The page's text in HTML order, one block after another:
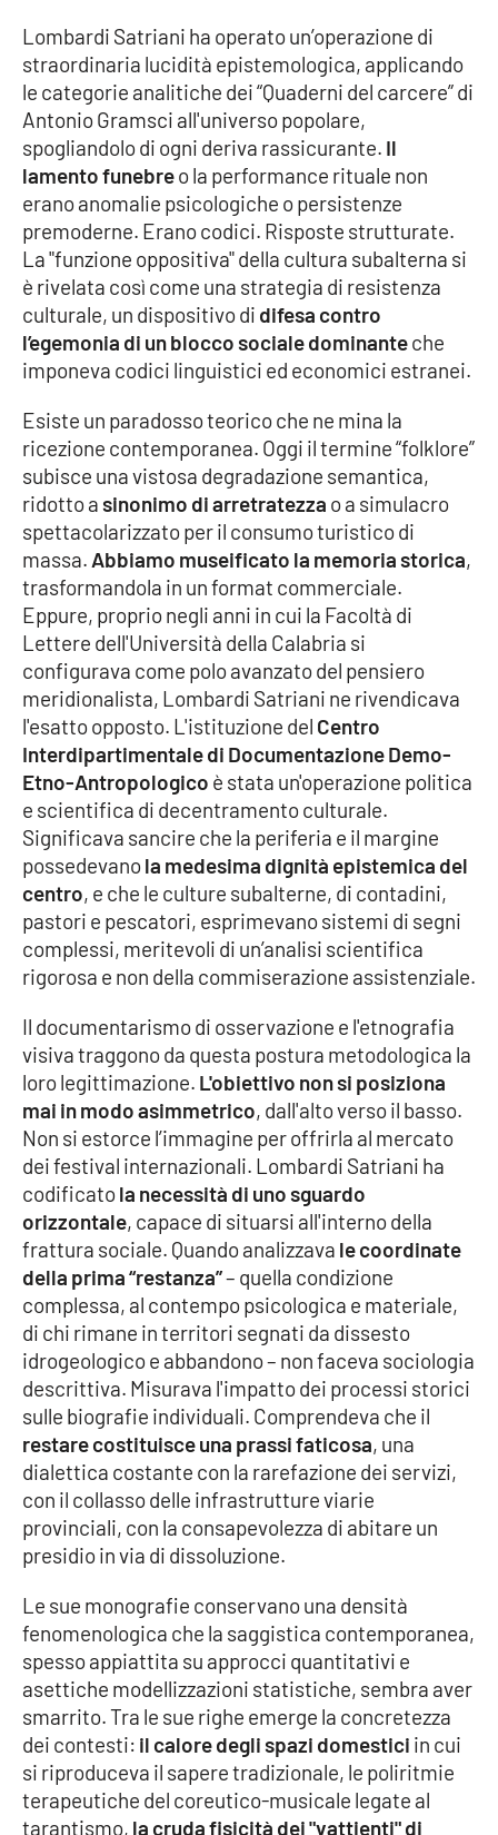
Le perfidie di Antonella Grippo
Venti di comunicazione
STREAMING
LaC TV
LaC Network
LaC OnAir
EDIZIONI
LOCALI
Catanzaro
Crotone
Vibo Valentia
Reggio Calabria
Cosenza
Lamezia Terme
PROGETTI
SPECIALI
Buona Sanità Calabria
LA
CALABRIAVISIONE
Destinazioni
Eventi
Food
Storie
LAC
NETWORK
Lacplay.it
Lactv.it
Laconair.it
Lacitymag.it
Lacapitalenews.it
Ilreggino.it
Cosenzachannel.it
Ilvibonese.it
Catanzarochannel.it
Lombardi Satriani ha operato un’operazione di
straordinaria lucidità epistemologica, applicando
le categorie analitiche dei “Quaderni del carcere” di
Antonio Gramsci all'universo popolare,
spogliandolo di ogni deriva rassicurante. Il
lamento funebreo la performance rituale non
erano anomalie psicologiche o persistenze
premoderne. Erano codici. Risposte strutturate.
La "funzione oppositiva" della cultura subalterna si
è rivelata così come una strategia di resistenza
culturale, un dispositivo di difesa contro
l’egemonia di un blocco sociale dominanteche
imponeva codici linguistici ed economici estranei.
Esiste un paradosso teorico che ne mina la
ricezione contemporanea. Oggi il termine “folklore”
subisce una vistosa degradazione semantica,
ridotto asinonimo di arretratezza o a simulacro
spettacolarizzato per il consumo turistico di
massa. Abbiamo museificato la memoria storica,
trasformandola in un format commerciale.
Eppure, proprio negli anni in cui la Facoltà di
Lettere dell'Università della Calabria si
configurava come polo avanzato del pensiero
meridionalista, Lombardi Satriani ne rivendicava
l'esatto opposto. L'istituzione del Centro
Interdipartimentale di Documentazione Demo-
Etno-Antropologico è stata un'operazione politica
e scientifica di decentramento culturale.
Significava sancire che la periferia e il margine
possedevanola medesima dignità epistemica del
centro, e che le culture subalterne, di contadini,
pastori e pescatori, esprimevano sistemi di segni
complessi, meritevoli di un’analisi scientifica
rigorosa e non della commiserazione assistenziale.
Il documentarismo di osservazione e l'etnografia
visiva traggono da questa postura metodologica la
loro legittimazione. L'obiettivo non si posiziona
mai in modo asimmetrico, dall'alto verso il basso.
Non si estorce l’immagine per offrirla al mercato
dei festival internazionali. Lombardi Satriani ha
codificatola necessità di uno sguardo
orizzontale, capace di situarsi all'interno della
frattura sociale. Quando analizzava le coordinate
della prima “restanza”– quella condizione
complessa, al contempo psicologica e materiale,
di chi rimane in territori segnati da dissesto
idrogeologico e abbandono – non faceva sociologia
descrittiva. Misurava l'impatto dei processi storici
sulle biografie individuali. Comprendeva che il
restare costituisce una prassi faticosa, una
dialettica costante con la rarefazione dei servizi,
con il collasso delle infrastrutture viarie
provinciali, con la consapevolezza di abitare un
presidio in via di dissoluzione.
Le sue monografie conservano una densità
fenomenologica che la saggistica contemporanea,
spesso appiattita su approcci quantitativi e
asettiche modellizzazioni statistiche, sembra aver
smarrito. Tra le sue righe emerge la concretezza
dei contesti: il calore degli spazi domestici in cui
si riproduceva il sapere tradizionale, le poliritmie
terapeutiche del coreutico-musicale legate al
tarantismo, la cruda fisicità dei "vattienti" di